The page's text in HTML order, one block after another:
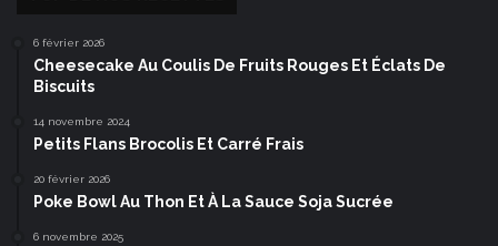
6 février 2026
Cheesecake Au Coulis De Fruits Rouges Et Éclats De
Biscuits
14 novembre 2024
Petits Flans Brocolis Et Carré Frais
20 février 2026
Poke Bowl Au Thon Et À La Sauce Soja Sucrée
6 novembre 2025